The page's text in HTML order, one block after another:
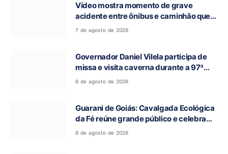
Vídeo mostra momento de grave
acidente entre ônibus e caminhão que
deixou cinco mortos na GO-010, em
7 de agosto de 2026
Governador Daniel Vilela participa de
missa e visita caverna durante a 97ª
Romaria do Bom Jesus da Lapa de Terra
6 de agosto de 2026
Guarani de Goiás: Cavalgada Ecológica
da Fé reúne grande público e celebra
tradição religiosa
6 de agosto de 2026